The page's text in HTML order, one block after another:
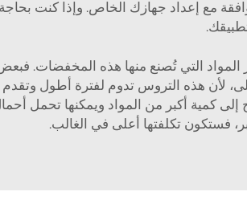
مع إعداد جهازك الخاص. وإذا كنت
المواد التي تُصنع منها هذه المخفضات.
لأن هذه التروس تدوم لفترة أطول وتقدم
كمية أكبر من المواد ويمكنها تحمل
فستكون تكلفتها أعلى في الغالب.